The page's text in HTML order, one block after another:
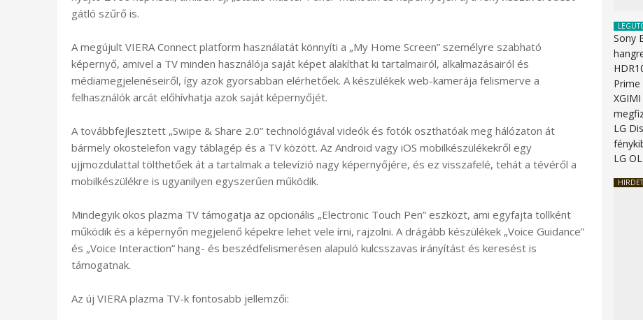
gátló szűrő is.
A megújult VIERA Connect platform használatát könnyíti a „My Home Screen” személyre szabható
képernyő, amivel a TV minden használója saját képet alakíthat ki tartalmairól, alkalmazásairól és
médiamegjelenéseiről, így azok gyorsabban elérhetőek. A készülékek web-kamerája felismerve a
felhasználók arcát előhívhatja azok saját képernyőjét.
A továbbfejlesztett „Swipe & Share 2.0” technológiával videók és fotók oszthatóak meg hálózaton át
bármely okostelefon vagy táblagép és a TV között. Az Android vagy iOS mobilkészülékekről egy
ujjmozdulattal tölthetőek át a tartalmak a televízió nagy képernyőjére, és ez visszafelé, tehát a tévéről a
mobilkészülékre is ugyanilyen egyszerűen működik.
Mindegyik okos plazma TV támogatja az opcionális „Electronic Touch Pen” eszközt, ami egyfajta tollként
működik és a képernyőn megjelenő képekre lehet vele írni, rajzolni. A drágább készülékek „Voice Guidance”
és „Voice Interaction” hang- és beszédfelismerésen alapuló kulcsszavas irányítást és keresést is
támogatnak.
Az új VIERA plazma TV-k fontosabb jellemzői:
Sony
LG
LG